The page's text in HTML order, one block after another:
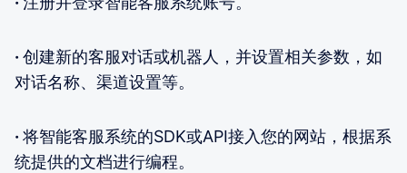
· 创建新的客服对话或机器人，并设置相关参数，如
对话名称、渠道设置等。
· 将智能客服系统的SDK或API接入您的网站，根据系
统提供的文档进行编程。